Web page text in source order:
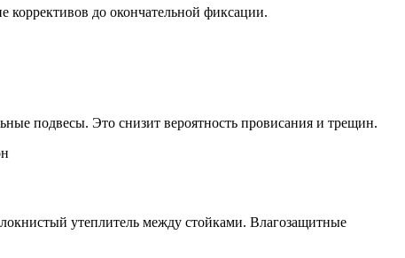
коррективов до окончательной фиксации.
подвесы. Это снизит вероятность провисания и трещин.
утеплитель между стойками. Влагозащитные